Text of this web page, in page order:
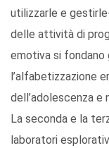
utilizzarle e
delle attività di
emotiva si fondano
l’alfabetizzazione
dell’adolescenza e
La seconda e la
laboratori